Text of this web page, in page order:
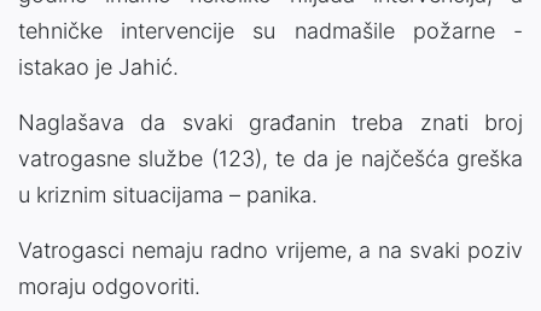
tehničke intervencije su nadmašile požarne -
istakao je Jahić.
Naglašava da svaki građanin treba znati broj
vatrogasne službe (123), te da je najčešća greška
u kriznim situacijama – panika.
Vatrogasci nemaju radno vrijeme, a na svaki poziv
moraju odgovoriti.